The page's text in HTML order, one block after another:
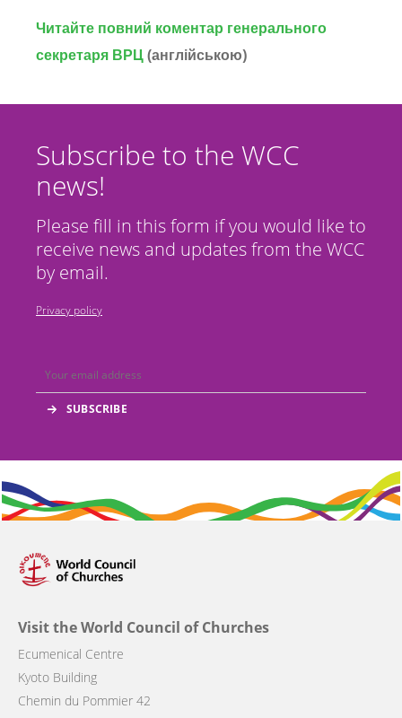
Читайте повний коментар генерального
секретаря ВРЦ(англійською)
Subscribe to the WCC
news!
Please fill in this form if you would like to
receive news and updates from the WCC
by email.
Privacy policy
Visit the World Council of Churches
Ecumenical Centre
Kyoto Building
Chemin du Pommier 42